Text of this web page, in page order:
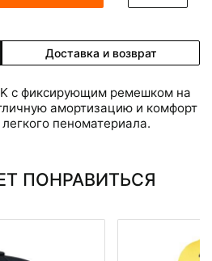
Доставка и возврат
с фиксирующим ремешком на
амортизацию и комфорт
пеноматериала.
ПОНРАВИТЬСЯ